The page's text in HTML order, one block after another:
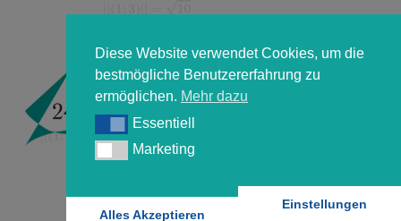
Diese Website verwendet Cookies, um die
bestmögliche Benutzererfahrung zu
ermöglichen. Mehr dazu
EssentiellEssentiell
MarketingMarketing
Alles Akzeptieren
Einstellungen